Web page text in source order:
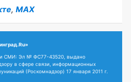
, MAX
СМИ: Эл № ФС77-43520, выдано
в сфере связи, информационных
(Роскомнадзор) 17 января 2011 г.